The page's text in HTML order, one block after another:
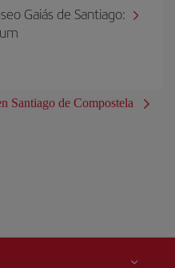
Gaiás de Santiago:
Santiago de Compostela